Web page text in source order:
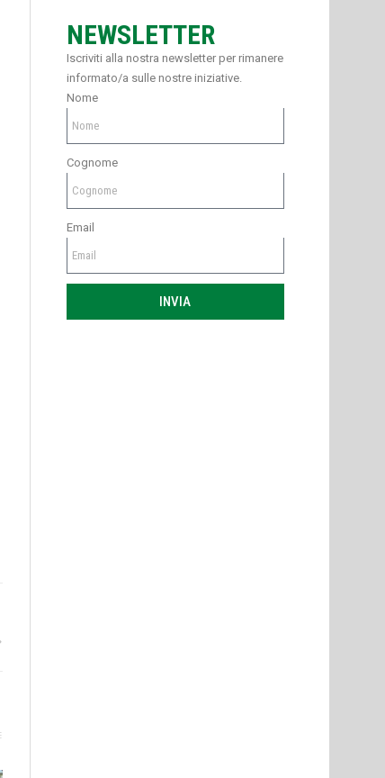
NEWSLETTER
Iscriviti alla nostra newsletter per rimanere
informato/a sulle nostre iniziative.
Nome
Cognome
Email
INVIA